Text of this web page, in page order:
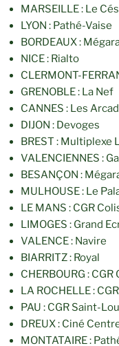
MARSEILLE : Le
LYON : Pathé-Vaise
BORDEAUX :
NICE : Rialto
CLERMONT-
GRENOBLE : La Nef
CANNES : Les
DIJON : Devoges
BREST : Multiplexe
VALENCIENNES :
BESANÇON :
MULHOUSE : Le
LE MANS : CGR
LIMOGES : Grand
VALENCE : Navire
BIARRITZ : Royal
CHERBOURG : CGR
LA ROCHELLE :
PAU : CGR Saint-
DREUX : Ciné
MONTATAIRE :